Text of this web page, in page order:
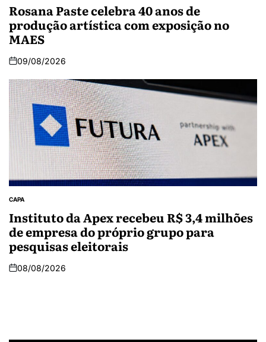
Rosana Paste celebra 40 anos de
produção artística com exposição no
MAES
09/08/2026
CAPA
Instituto da Apex recebeu R$ 3,4 milhões
de empresa do próprio grupo para
pesquisas eleitorais
08/08/2026